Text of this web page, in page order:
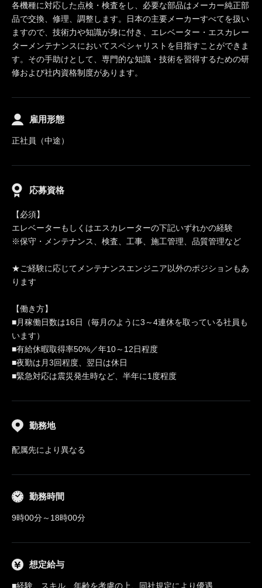
各機種に対応した点検・検査をし、必要な部品はメーカー純正部
品で交換、修理、調整します。日本の主要メーカーすべてを扱い
ますので、技術力や知識が身に付き、エレベーター・エスカレー
ターメンテナンスにおいてスペシャリストを目指すことができま
す。その手助けとして、専門的な知識・技術を習得するための研
修および社内資格制度があります。
雇用形態
正社員（中途）
応募資格
【必須】
エレベーターもしくはエスカレーターの下記いずれかの経験
※保守・メンテナンス、検査、工事、施工管理、品質管理など
★ご経験に応じてメンテナンスエンジニア以外のポジションもあ
ります
【働き方】
■月稼働日数は16日（毎月のように3～4連休を取っている社員も
います）
■有給休暇取得率50%／年10～12日程度
■夜勤は月3回程度、翌日は休日
■緊急対応は震災発生時など、半年に1度程度
勤務地
配属先により異なる
勤務時間
9時00分～18時00分
想定給与
■経験、スキル、年齢を考慮の上、同社規定により優遇